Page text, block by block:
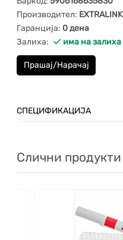
Производител: EXTRALINK
Гаранција: 0 дена
Залиха:
има на залиха
Прашај/Нарачај
СПЕЦИФИКАЦИЈА
Слични продукти